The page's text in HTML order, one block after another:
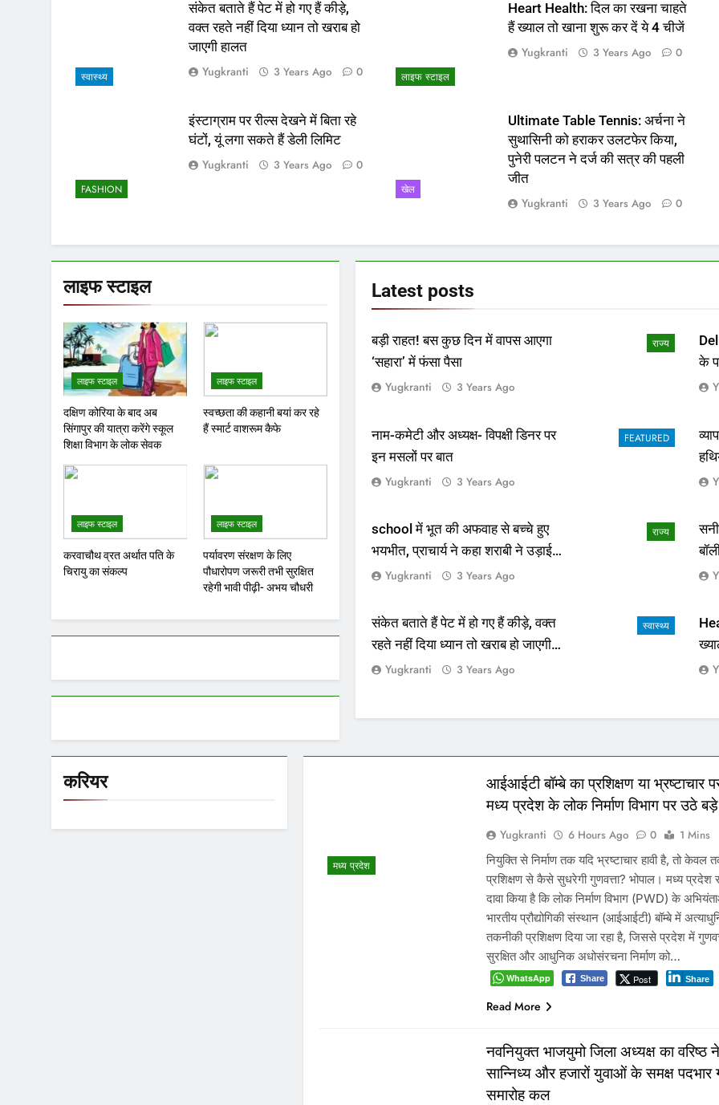
स्वास्थ्य
संकेत बताते हैं पेट में हो गए हैं कीड़े,
वक्त रहते नहीं दिया ध्यान तो खराब हो
जाएगी हालत
Yugkranti 3 Years Ago 0 लाइफ स्टाइल
Heart Health: दिल का रखना चाहते
हैं ख्याल तो खाना शुरू कर दें ये 4 चीजें
Yugkranti 3 Years Ago 0
FASHION
इंस्टाग्राम पर रील्स देखने में बिता रहे
घंटों, यूं लगा सकते हैं डेली लिमिट
Yugkranti 3 Years Ago 0
खेल
Ultimate Table Tennis: अर्चना ने
सुथासिनी को हराकर उलटफेर किया,
पुनेरी पलटन ने दर्ज की सत्र की पहली
जीत
Yugkranti 3 Years Ago 0
लाइफ स्टाइल
लाइफ स्टाइल
दक्षिण कोरिया के बाद अब
सिंगापुर की यात्रा करेंगे स्कूल
शिक्षा विभाग के लोक सेवक
लाइफ स्टाइल
स्वच्छता की कहानी बयां कर रहे
हैं स्मार्ट वाशरूम कैफे
लाइफ स्टाइल
करवाचौथ व्रत अर्थात पति के
चिरायु का संकल्प
लाइफ स्टाइल
पर्यावरण संरक्षण के लिए
पौधारोपण जरूरी तभी सुरक्षित
रहेगी भावी पीढ़ी- अभय चौधरी
Latest posts
राज्य
बड़ी राहत! बस कुछ दिन में वापस आएगा
‘सहारा’ में फंसा पैसा
Yugkranti 3 Years Ago
के
FEATURED
नाम-कमेटी और अध्यक्ष- विपक्षी डिनर पर
इन मसलों पर बात
Yugkranti 3 Years Ago
राज्य
school में भूत की अफवाह से बच्चे हुए
भयभीत, प्राचार्य ने कहा शराबी ने उड़ाई
अफवाह
Yugkranti 3 Years Ago
आई
स्वास्थ्य
संकेत बताते हैं पेट में हो गए हैं कीड़े, वक्त
रहते नहीं दिया ध्यान तो खराब हो जाएगी
हालतYugkranti 3 Years Ago
करियर
मध्य प्रदेश
आईआईटी बॉम्बे का प्रशिक्षण या भ्रष्टाचार पर
मध्य प्रदेश के लोक निर्माण विभाग पर उठे
Yugkranti 6 Hours Ago 0
1 Mins
नियुक्ति से निर्माण तक यदि भ्रष्टाचार हावी है, तो केवल
प्रशिक्षण से कैसे सुधरेगी गुणवत्ता? भोपाल। मध्य प्रदेश
दावा किया है कि लोक निर्माण विभाग (PWD) के
भारतीय प्रौद्योगिकी संस्थान (आईआईटी) बॉम्बे में
तकनीकी प्रशिक्षण दिया जा रहा है, जिससे प्रदेश में
सुरक्षित और आधुनिक अधोसंरचना निर्माण को…
WhatsApp Share Post Share
Read More
नवनियुक्त भाजयुमो जिला अध्यक्ष का वरिष्ठ
सान्निध्य और हजारों युवाओं के समक्ष पदभार
समारोह कल